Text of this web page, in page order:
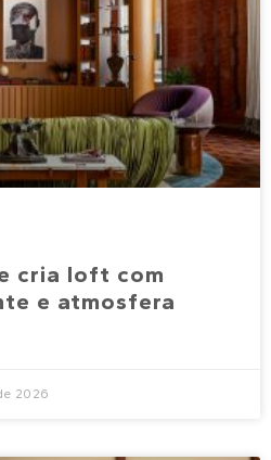
cria loft com
e atmosfera
2026